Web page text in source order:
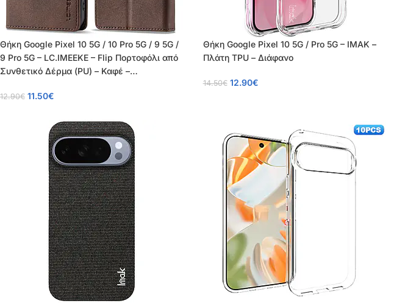
Θήκη Google Pixel 10 5G / 10 Pro 5G / 9 5G /
9 Pro 5G – LC.IMEEKE – Flip Πορτοφόλι από
Συνθετικό Δέρμα (PU) – Καφέ –
12.90€ 11.50€
Θήκη Google Pixel 10 5G / Pro 5G – IMAK –
Πλάτη TPU – Διάφανο
14.50€ 12.90€